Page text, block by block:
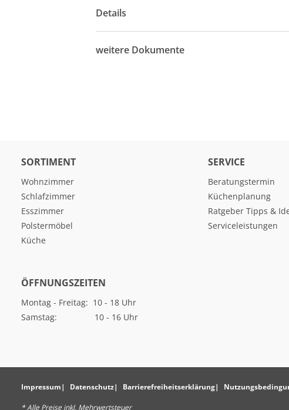
Details
weitere Dokumente
SORTIMENT
Wohnzimmer
Schlafzimmer
Esszimmer
Polstermöbel
Küche
SERVICE
Beratungstermin
Küchenplanung
Ratgeber Tipps &
Serviceleistungen
ÖFFNUNGSZEITEN
Montag - Freitag: 10 - 18 Uhr
Samstag: 10 - 16 Uhr
Impressum Datenschutz Barrierefreiheitserklärung
* Alle Preise inkl. Mehrwertsteuer